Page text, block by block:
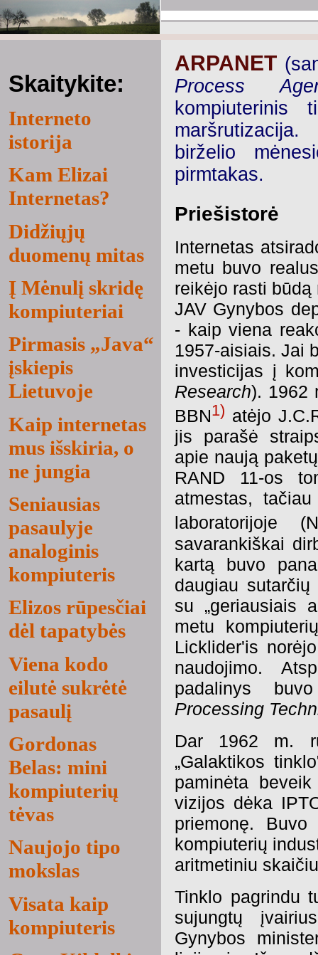
Skaitykite:
Interneto
istorija
Kam Elizai
Internetas?
Didžiųjų
duomenų mitas
Į Mėnulį skridę
kompiuteriai
Pirmasis „Java“
įskiepis
Lietuvoje
Kaip internetas
mus išskiria, o
ne jungia
Seniausias
pasaulyje
analoginis
kompiuteris
Elizos rūpesčiai
dėl tapatybės
Viena kodo
eilutė sukrėtė
pasaulį
Gordonas
Belas: mini
kompiuterių
tėvas
Naujojo tipo
mokslas
Visata kaip
kompiuteris
ARPANET
Process
kompiuterinis
birželio
pirmtakas.
Priešistorė
Internetas
metu buvo
reikėjo rasti
JAV Gynybos
- kaip viena
1957-aisiais. Jai
investicijas į
Research). 1962
BBN1) atėjo
jis parašė
apie naują
RAND 11-os
atmestas,
laboratorijoje
savarankiškai
kartą buvo
daugiau
su „geriausiais
metu
Licklider'is
naudojimo.
padalinys
Processing
Dar 1962 m.
„Galaktikos
paminėta
vizijos dėka
priemonę.
kompiuterių
aritmetiniu
Tinklo pagrindu
sujungtų
Gynybos